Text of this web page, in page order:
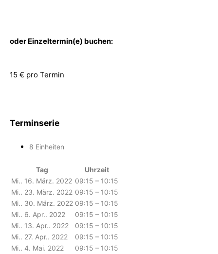
oder Einzeltermin(e) buchen:
15 € pro Termin
Terminserie
8 Einheiten
Tag
Uhrzeit
Mi.. 16. März. 2022 09:15 – 10:15
Mi.. 23. März. 2022 09:15 – 10:15
Mi.. 30. März. 2022 09:15 – 10:15
Mi.. 6. Apr.. 2022
09:15 – 10:15
Mi.. 13. Apr.. 2022
09:15 – 10:15
Mi.. 27. Apr.. 2022
09:15 – 10:15
Mi.. 4. Mai. 2022
09:15 – 10:15